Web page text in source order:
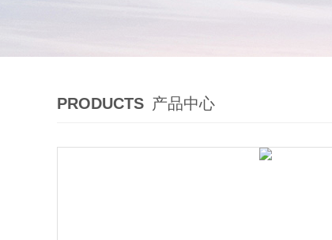
PRODUCTS 产品中心